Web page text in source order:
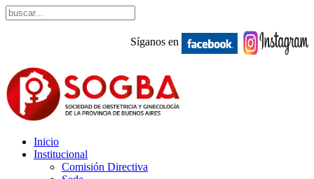
Síganos en
Inicio
Institucional
Comisión Directiva